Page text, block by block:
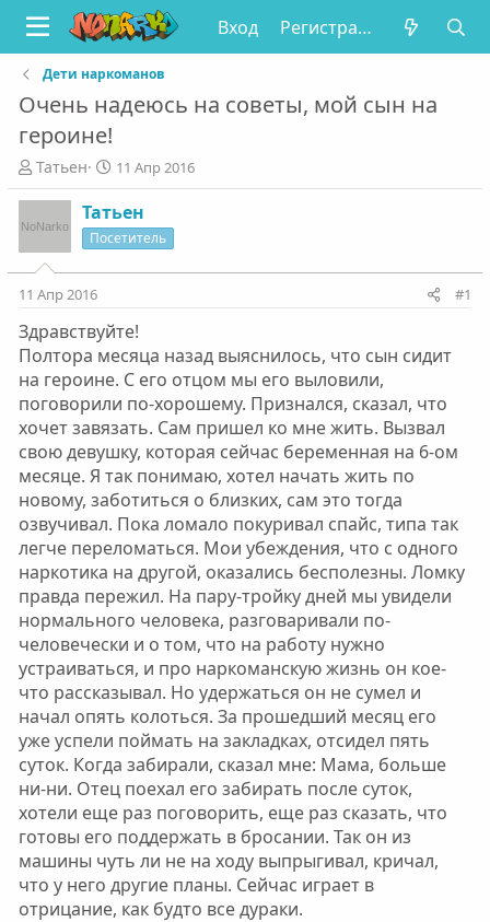
Вход Регистрация
Дети наркоманов
Очень надеюсь на советы, мой сын на
героине!
А
в
т
о
р
т
е
ы
Татьен
Д
а
т
а
н
а
л
а
11 Апр 2016
Татьен
Посетитель
11 Апр 2016 #1
Здравствуйте!
Полтора месяца назад выяснилось, что сын сидит
на героине. С его отцом мы его выловили,
поговорили по-хорошему. Признался, сказал, что
хочет завязать. Сам пришел ко мне жить. Вызвал
свою девушку, которая сейчас беременная на 6-ом
месяце. Я так понимаю, хотел начать жить по
новому, заботиться о близких, сам это тогда
озвучивал. Пока ломало покуривал спайс, типа так
легче переломаться. Мои убеждения, что с одного
наркотика на другой, оказались бесполезны. Ломку
правда пережил. На пару-тройку дней мы увидели
нормального человека, разговаривали по-
человечески и о том, что на работу нужно
устраиваться, и про наркоманскую жизнь он кое-
что рассказывал. Но удержаться он не сумел и
начал опять колоться. За прошедший месяц его
уже успели поймать на закладках, отсидел пять
суток. Когда забирали, сказал мне: Мама, больше
ни-ни. Отец поехал его забирать после суток,
хотели еще раз поговорить, еще раз сказать, что
готовы его поддержать в бросании. Так он из
машины чуть ли не на ходу выпрыгивал, кричал,
что у него другие планы. Сейчас играет в
отрицание, как будто все дураки.